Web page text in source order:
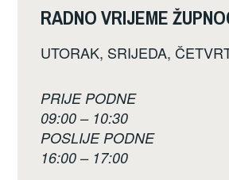
RADNO VRIJEME
UTORAK, SRIJEDA,
PRIJE PODNE
09:00 – 10:30
POSLIJE PODNE
16:00 – 17:00